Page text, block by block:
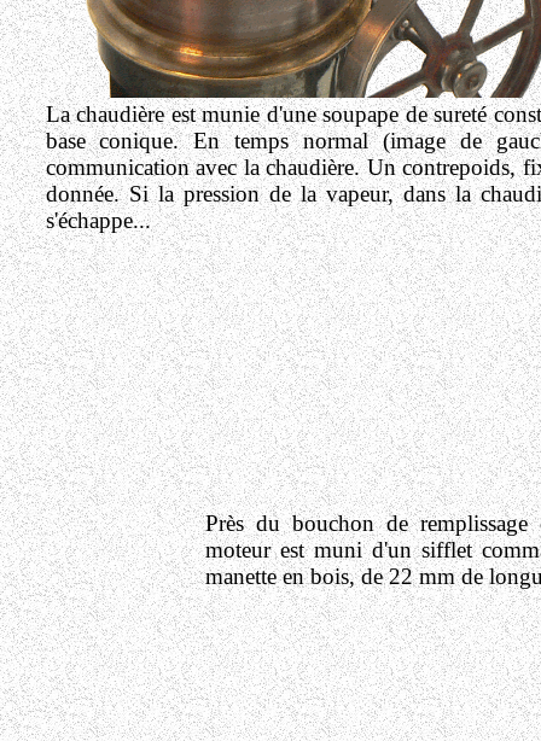
La chaudière est munie d'une soupape de sureté
base conique. En temps normal (image de
communication avec la chaudière. Un contrepoids,
donnée. Si la pression de la vapeur, dans la
s'échappe...
Près du bouchon de
moteur est muni d'un sifflet
manette en bois, de 22 mm de